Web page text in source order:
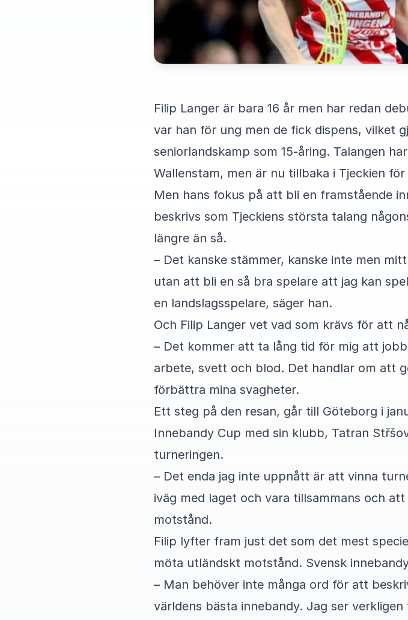
Filip Langer är bara 16 år men har redan
var han för ung men de fick dispens, vilket
seniorlandskamp som 15-åring. Talangen
Wallenstam, men är nu tillbaka i Tjeckien
Men hans fokus på att bli en framstående
beskrivs som Tjeckiens största talang
längre än så.
– Det kanske stämmer, kanske inte men
utan att bli en så bra spelare att jag kan
en landslagsspelare, säger han.
Och Filip Langer vet vad som krävs för att
– Det kommer att ta lång tid för mig att
arbete, svett och blod. Det handlar om att
förbättra mina svagheter.
Ett steg på den resan, går till Göteborg i
Innebandy Cup med sin klubb, Tatran
turneringen.
– Det enda jag inte uppnått är att vinna
iväg med laget och vara tillsammans och
motstånd.
Filip lyfter fram just det som det mest
möta utländskt motstånd. Svensk
– Man behöver inte många ord för att
världens bästa innebandy. Jag ser